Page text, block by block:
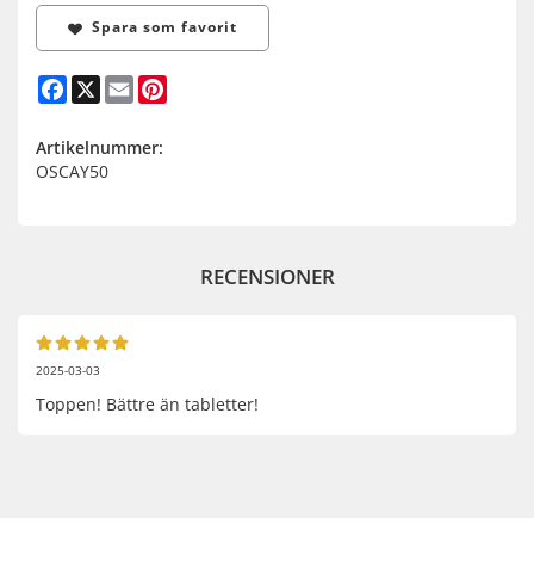
Spara som favorit
Facebook
X Email
Artikelnummer:
OSCAY50
RECENSIONER
2025-03-03
Toppen! Bättre än tabletter!